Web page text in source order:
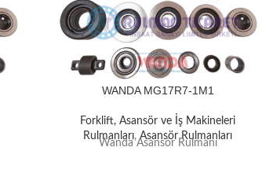
WANDA MG17R7-1M1
Forklift, Asansör ve İş Makineleri
Rulmanları,Asansör Rulmanları
Wanda Asansör Rulmanı